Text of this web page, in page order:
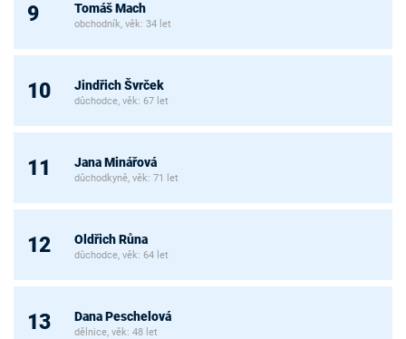
9 Tomáš Mach
obchodník, věk: 34 let
10 Jindřich Švrček
důchodce, věk: 67 let
11 Jana Minářová
důchodkyně, věk: 71 let
12 Oldřich Růna
důchodce, věk: 64 let
13 Dana Peschelová
dělnice, věk: 48 let